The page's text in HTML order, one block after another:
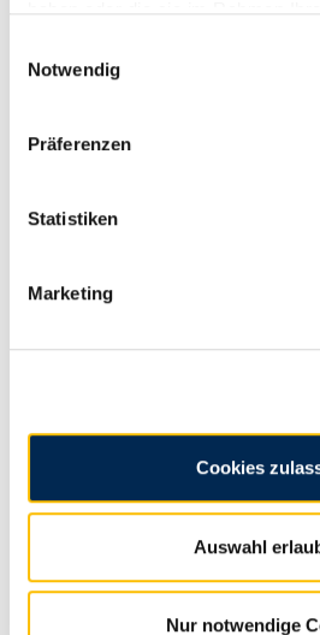
Notwendig
Präferenzen
Statistiken
Marketing
Cookies
Auswahl
Nur notwendige